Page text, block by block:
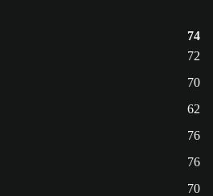
74
72
70
62
76
76
70